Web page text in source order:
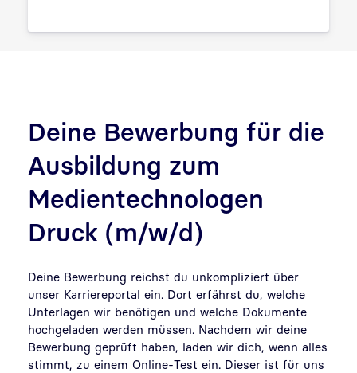
Deine Bewerbung für die
Ausbildung zum
Medientechnologen
Druck (m/w/d)
Deine Bewerbung reichst du unkompliziert über
unser Karriereportal ein. Dort erfährst du, welche
Unterlagen wir benötigen und welche Dokumente
hochgeladen werden müssen. Nachdem wir deine
Bewerbung geprüft haben, laden wir dich, wenn alles
stimmt, zu einem Online-Test ein. Dieser ist für uns